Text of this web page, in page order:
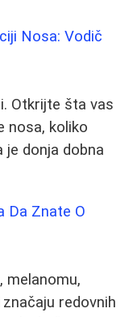
Nosa: Vodič
Otkrijte šta vas
nosa, koliko
je donja dobna
Da Znate O
melanomu,
redovnih